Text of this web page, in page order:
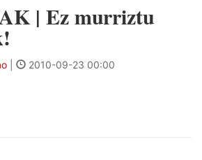
| Ez murriztu
2010-09-23 00:00